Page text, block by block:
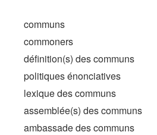
communs
commoners
définition(s) des communs
politiques énonciatives
lexique des communs
assemblée(s) des communs
ambassade des communs